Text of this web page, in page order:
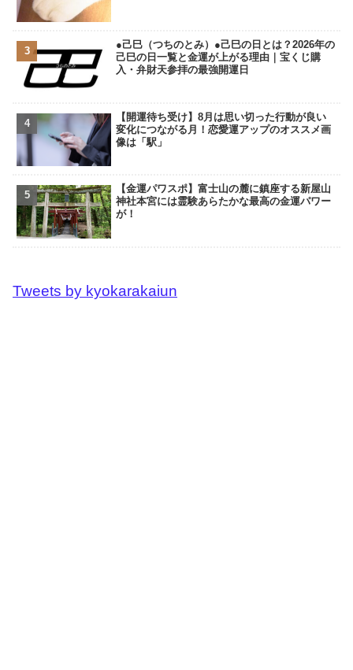
●己巳（つちのとみ）●己巳の日とは？2026年の
己巳の日一覧と金運が上がる理由｜宝くじ購
入・弁財天参拝の最強開運日
【開運待ち受け】8月は思い切った行動が良い
変化につながる月！恋愛運アップのオススメ画
像は「駅」
【金運パワスポ】富士山の麓に鎮座する新屋山
神社本宮には霊験あらたかな最高の金運パワー
が！
Tweets by kyokarakaiun